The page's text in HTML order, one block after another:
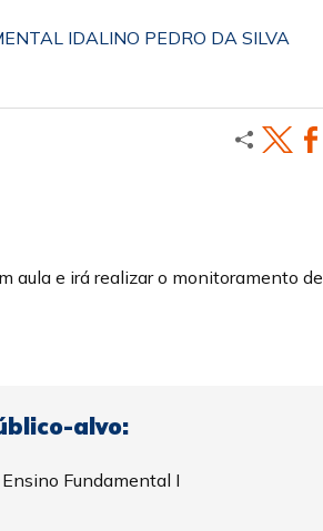
IDALINO PEDRO DA SILVA
aula e irá realizar o monitoramento de
alvo:
Ensino Fundamental I